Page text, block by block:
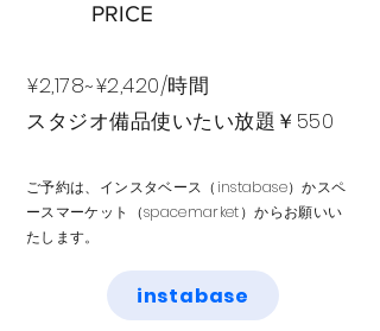
​PRICE
¥2,178~¥2,420/時間
スタジオ備品使いたい放題￥550
ご予約は、インスタベース（instabase）かスペ
ースマーケット（spacemarket）からお願いい
たします。
instabase